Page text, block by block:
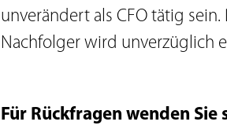
unverändert als CFO tätig
Nachfolger wird unverzüglich
Für Rückfragen wenden Sie